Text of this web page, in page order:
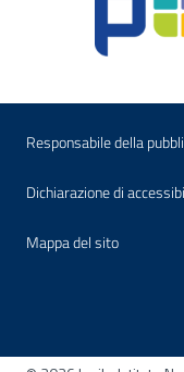
Menu di
Responsabile della
Dichiarazione di
Mappa del sitoSito